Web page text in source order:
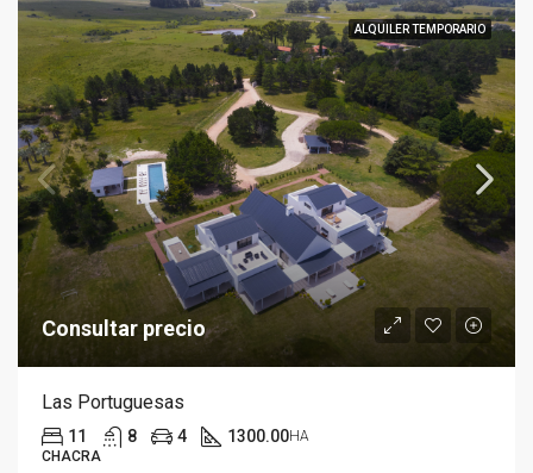
ALQUILER TEMPORARIO
Consultar precio
Las Portuguesas
11 8 4 1300.00HA
CHACRA